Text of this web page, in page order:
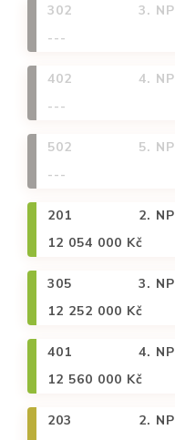
302 3. NP
---
402 4. NP
---
502 5. NP
---
201 2. NP
12 054 000 Kč
305 3. NP
12 252 000 Kč
401 4. NP
12 560 000 Kč
203 2. NP